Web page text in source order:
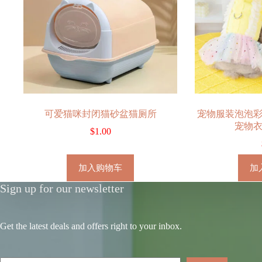
可爱猫咪封闭猫砂盆猫厕所
$1.00
加入购物车
宠物服装泡泡
宠物
加
Sign up for our newsletter
Get the latest deals and offers right to your inbox.